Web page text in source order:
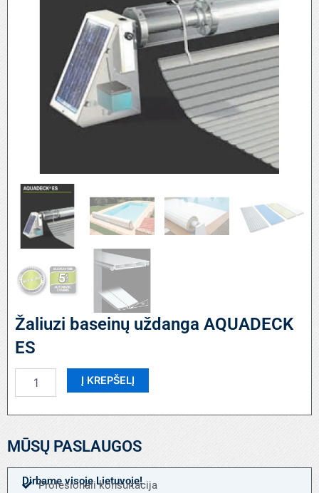
Žaliuzi baseinų uždanga AQUADECK
ES
kiekis:
baseinų
AQUADECK
Į KREPŠELĮ
MŪSŲ PASLAUGOS
Dirbame visoje Lietuvoje!
Profesionali konsultacija